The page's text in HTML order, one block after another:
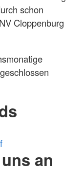
schon
Cloppenburg
an